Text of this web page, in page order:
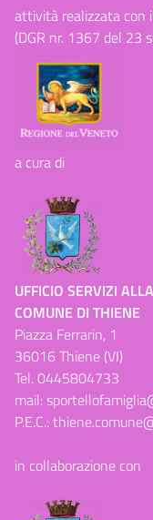
attività realizzata con
(DGR nr. 1367 del 23
a cura di
UFFICIO SERVIZI
COMUNE DI THIENE
Piazza Ferrarin, 1
36016 Thiene (VI)
Tel.0445804733
mail:
P.E.C.:
in collaborazione con